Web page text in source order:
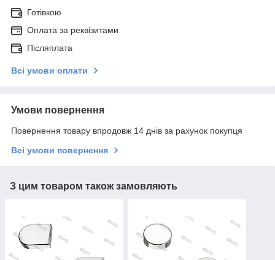
Готівкою
Оплата за реквізитами
Післяплата
Всі умови оплати
Умови повернення
Повернення товару впродовж 14 днів за рахунок покупця
Всі умови повернення
З цим товаром також замовляють